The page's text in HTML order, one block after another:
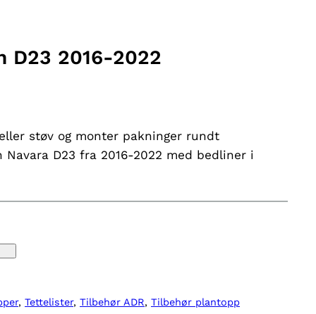
D23 2016-2022
støv og monter pakninger rundt
D23 fra 2016-2022 med bedliner i
, Tettelister, Tilbehør ADR, Tilbehør plantopp